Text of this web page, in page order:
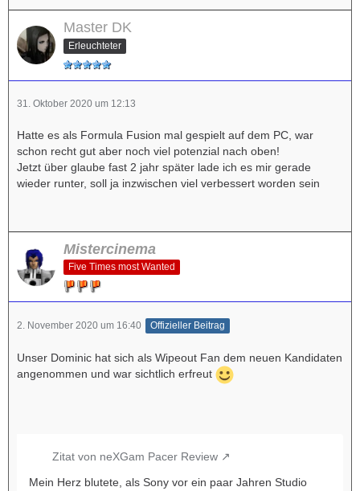
Master DK
Erleuchteter
31. Oktober 2020 um 12:13
Hatte es als Formula Fusion mal gespielt auf dem PC, war
schon recht gut aber noch viel potenzial nach oben!
Jetzt über glaube fast 2 jahr später lade ich es mir gerade
wieder runter, soll ja inzwischen viel verbessert worden sein
Mistercinema
Five Times most Wanted
2. November 2020 um 16:40 Offizieller Beitrag
Unser Dominic hat sich als Wipeout Fan dem neuen Kandidaten
angenommen und war sichtlich erfreut
Zitat von neXGam Pacer Review
Mein Herz blutete, als Sony vor ein paar Jahren Studio